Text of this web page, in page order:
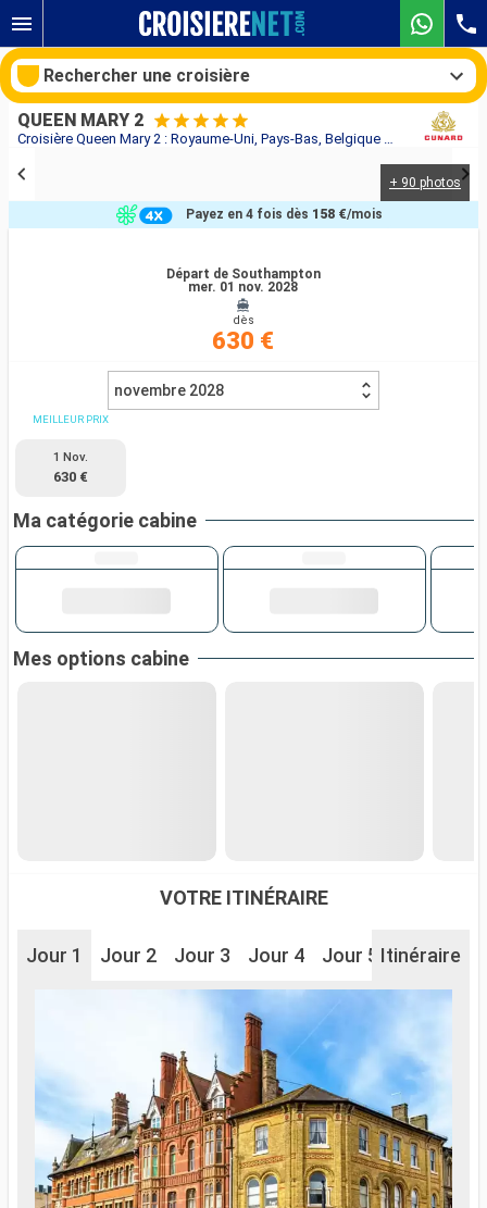
Croisière Queen Mary 2 : Royaume-Uni, Pays-Bas, Belgique au départ de Southampton
QUEEN MARY 2
+ 90 photos
Départ de Southampton
mer. 01 nov. 2028
dès
630 €
Payez en 4 fois dès 158 €/mois
novembre 2028
MEILLEUR PRIX
1 Nov.
630 €
Ma catégorie cabine
Mes options cabine
VOTRE ITINÉRAIRE
Jour 1 Jour 2 Jour 3 Jour 4 Jour 5 Itinéraire
Rechercher une croisière
Compagnies
Rechercher